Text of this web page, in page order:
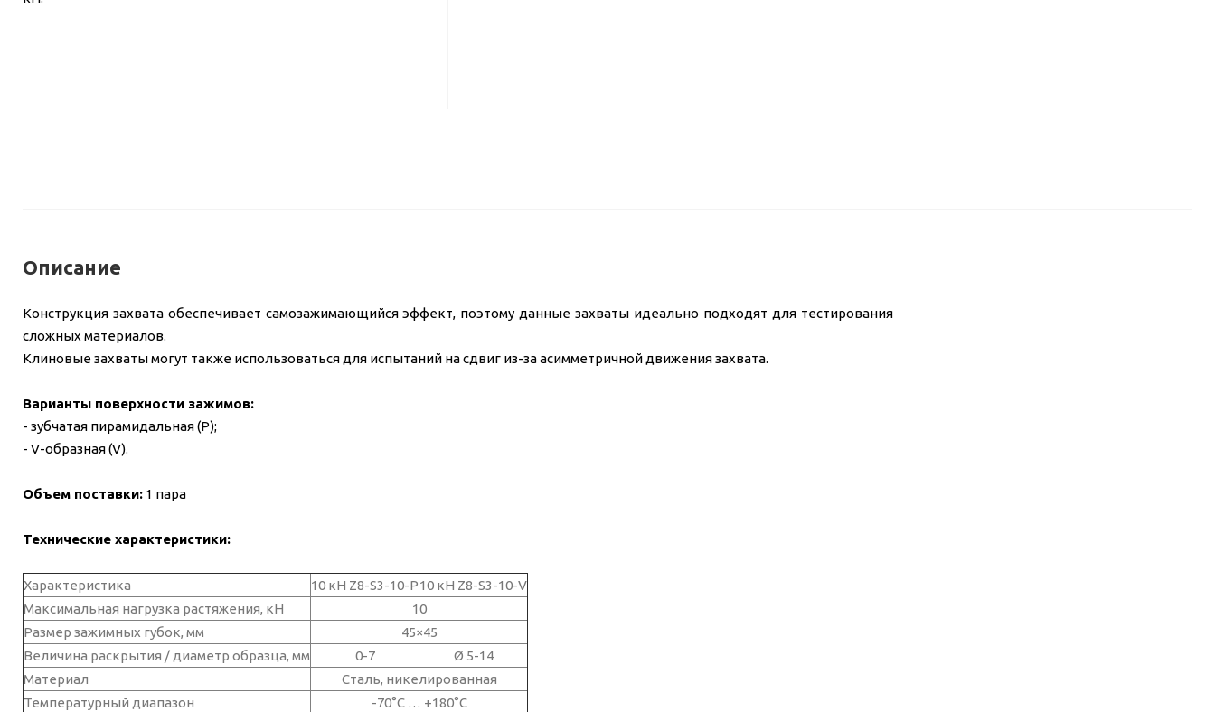
Описание
Конструкция захвата обеспечивает самозажимающийся эффект, поэтому данные захваты идеально подходят для тестирования
сложных материалов.
Клиновые захваты могут также использоваться для испытаний на сдвиг из-за асимметричной движения захвата.
Варианты поверхности зажимов:
- зубчатая пирамидальная (P);
- V-образная (V).
Объем поставки: 1 пара
Технические характеристики:
Характеристика 10 кН Z8-S3-10-P10 кН Z8-S3-10-V
Максимальная нагрузка растяжения, кН
10
Размер зажимных губок, мм
45×45
Величина раскрытия / диаметр образца, мм
0-7
Ø 5-14
Материал
Сталь, никелированная
Температурный диапазон
-70°C … +180°C